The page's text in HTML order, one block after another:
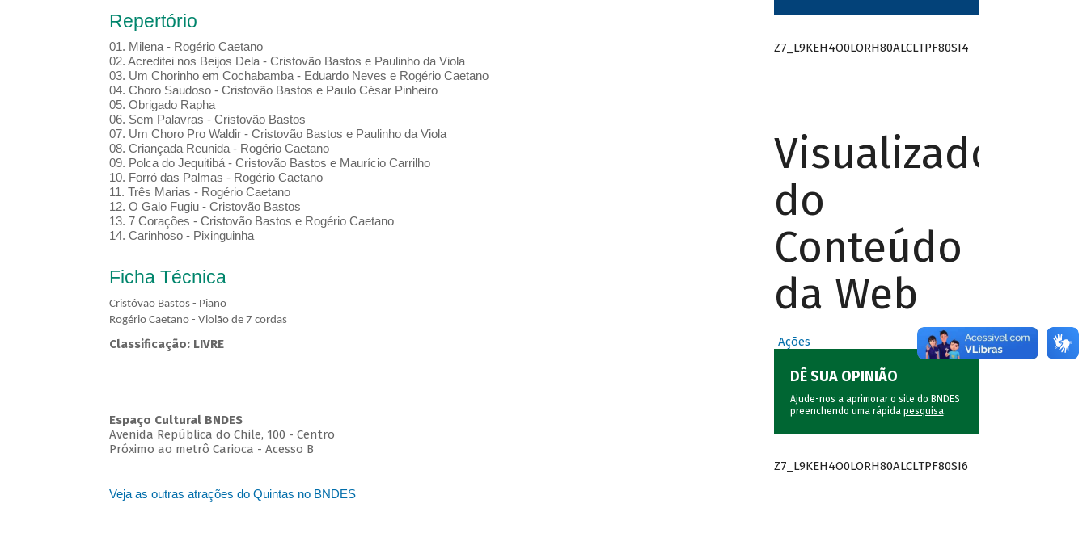
Repertório
01. Milena - Rogério Caetano
02. Acreditei nos Beijos Dela - Cristovão Bastos e Paulinho da Viola
03. Um Chorinho em Cochabamba - Eduardo Neves e Rogério Caetano
04. Choro Saudoso - Cristovão Bastos e Paulo César Pinheiro
05. Obrigado Rapha
06. Sem Palavras - Cristovão Bastos
07. Um Choro Pro Waldir - Cristovão Bastos e Paulinho da Viola
08. Criançada Reunida - Rogério Caetano
09. Polca do Jequitibá - Cristovão Bastos e Maurício Carrilho
10. Forró das Palmas - Rogério Caetano
11. Três Marias - Rogério Caetano
12. O Galo Fugiu - Cristovão Bastos
13. 7 Corações - Cristovão Bastos e Rogério Caetano
14. Carinhoso - Pixinguinha
Ficha Técnica
Cristóvão Bastos - Piano
Rogério Caetano - Violão de 7 cordas
Classificação: LIVRE
Espaço Cultural BNDES
Avenida República do Chile, 100 - Centro
Próximo ao metrô Carioca - Acesso B
Veja as outras atrações do Quintas no BNDES
Z7_L9KEH4O0LORH80ALCLTPF80SI4
Visualizador
do
Conteúdo
da Web
Ações
DÊ SUA OPINIÃO
Ajude-nos a aprimorar o site do BNDES
preenchendo uma rápida pesquisa.
Z7_L9KEH4O0LORH80ALCLTPF80SI6